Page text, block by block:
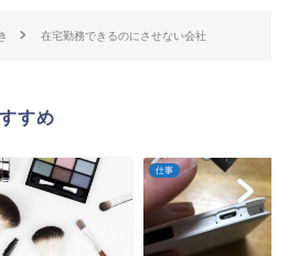
在宅勤務できるのにさせない会社
すめ
仕事